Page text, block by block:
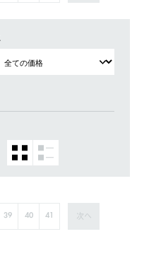
39 40 41 次へ